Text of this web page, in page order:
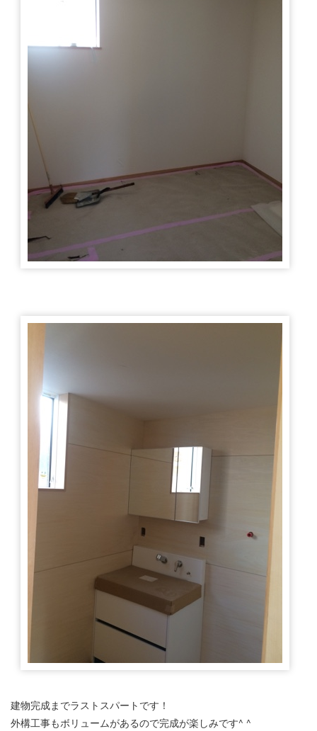
建物完成までラストスパートです！
外構工事もボリュームがあるので完成が楽しみです^ ^